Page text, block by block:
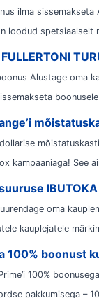
ilma sissemakseta
loodud spetsiaalselt
Alustage oma
kampaaniaga! See
oma
kauplejatele
100% boonust
100%
pakkumisega –